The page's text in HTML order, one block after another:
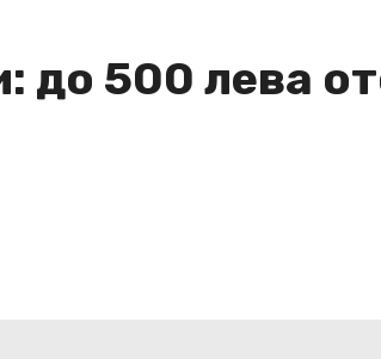
до 500 лева